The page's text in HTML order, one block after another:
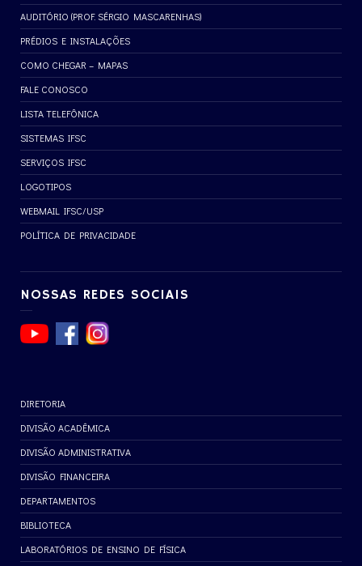
AUDITÓRIO (PROF. SÉRGIO MASCARENHAS)
PRÉDIOS E INSTALAÇÕES
COMO CHEGAR – MAPAS
FALE CONOSCO
LISTA TELEFÔNICA
SISTEMAS IFSC
SERVIÇOS IFSC
LOGOTIPOS
WEBMAIL IFSC/USP
POLÍTICA DE PRIVACIDADE
NOSSAS REDES SOCIAIS
DIRETORIA
DIVISÃO ACADÊMICA
DIVISÃO ADMINISTRATIVA
DIVISÃO FINANCEIRA
DEPARTAMENTOS
BIBLIOTECA
LABORATÓRIOS DE ENSINO DE FÍSICA